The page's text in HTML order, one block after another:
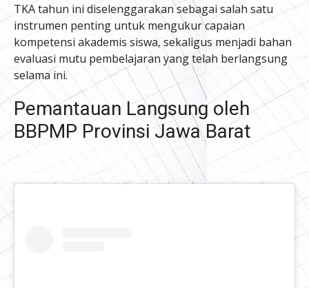
TKA tahun ini diselenggarakan sebagai salah satu
instrumen penting untuk mengukur capaian
kompetensi akademis siswa, sekaligus menjadi bahan
evaluasi mutu pembelajaran yang telah berlangsung
selama ini.
Pemantauan Langsung oleh
BBPMP Provinsi Jawa Barat